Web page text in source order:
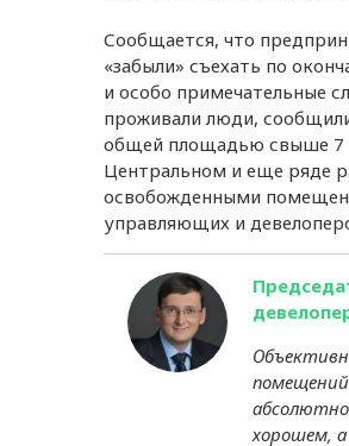
Сообщается, что
«забыли» съехать по
и особо примечательные
проживали люди,
общей площадью свыше 7
Центральном и еще ряде
освобожденными
управляющих и
хорошем,